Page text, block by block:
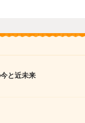
と近未来